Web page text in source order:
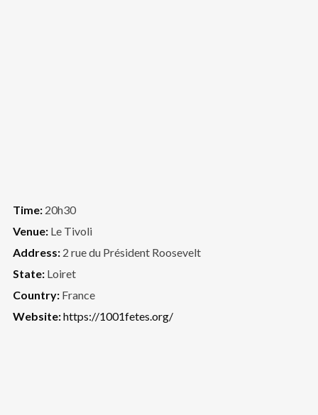
Time:20h30
Venue:Le Tivoli
Address:2 rue du Président Roosevelt
State:Loiret
Country:France
Website:https://1001fetes.org/